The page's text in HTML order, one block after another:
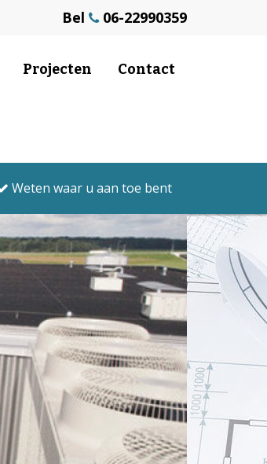
Bel 06-22990359
Projecten Contact
Weten waar u aan toe bent